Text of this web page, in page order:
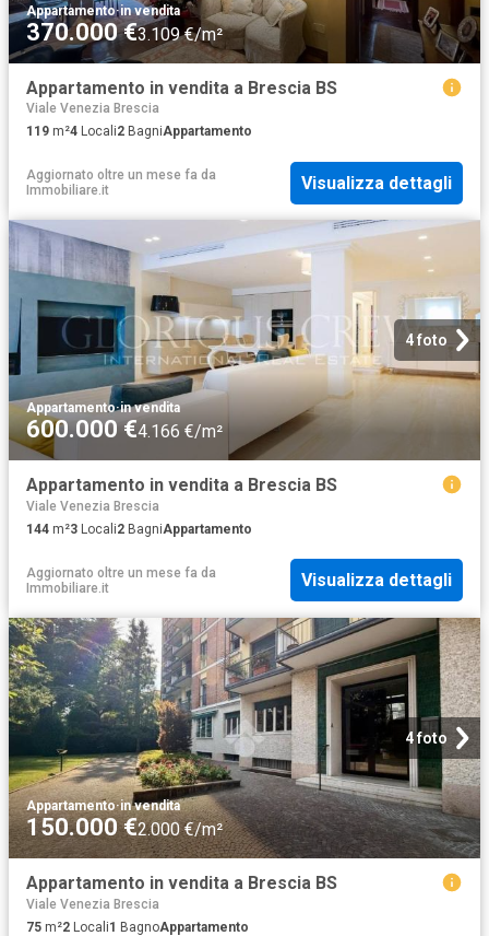
Appartamento·in vendita
370.000 €3.109 €/m²
Appartamento in vendita a Brescia BS
Viale Venezia Brescia
119 m²4 Locali2 BagniAppartamento
Aggiornato oltre un mese fa da
Immobiliare.it
Visualizza dettagli
4 foto
Appartamento·in vendita
600.000 €4.166 €/m²
Appartamento in vendita a Brescia BS
Viale Venezia Brescia
144 m²3 Locali2 BagniAppartamento
Aggiornato oltre un mese fa da
Immobiliare.it
Visualizza dettagli
4 foto
Appartamento·in vendita
150.000 €2.000 €/m²
Appartamento in vendita a Brescia BS
Viale Venezia Brescia
75 m²2 Locali1 BagnoAppartamento